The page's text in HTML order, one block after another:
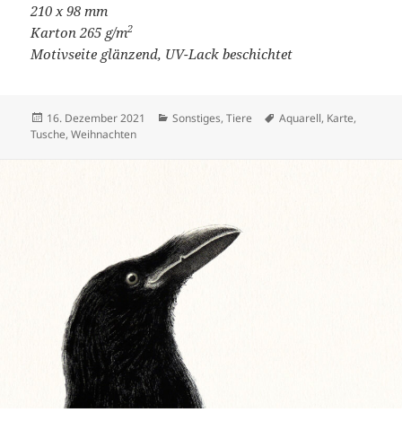
210 x 98 mm
Karton 265 g/m2
Motivseite glänzend, UV-Lack beschichtet
Veröffentlicht
am
16. Dezember 2021 Kategorien
Sonstiges,Tiere Schlagwörter
Aquarell, Karte,
Tusche,Weihnachten